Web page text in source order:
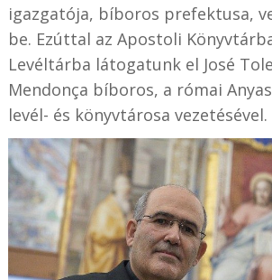
igazgatója, bíboros prefektusa,
be. Ezúttal az Apostoli
Levéltárba látogatunk el José
Mendonça bíboros, a római
levél- és könyvtárosa vezetésével.